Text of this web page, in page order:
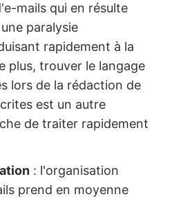
mails qui en résulte
paralysie
rapidement à la
plus, trouver le langage
lors de la rédaction de
est un autre
de traiter rapidement
: l'organisation
prend en moyenne